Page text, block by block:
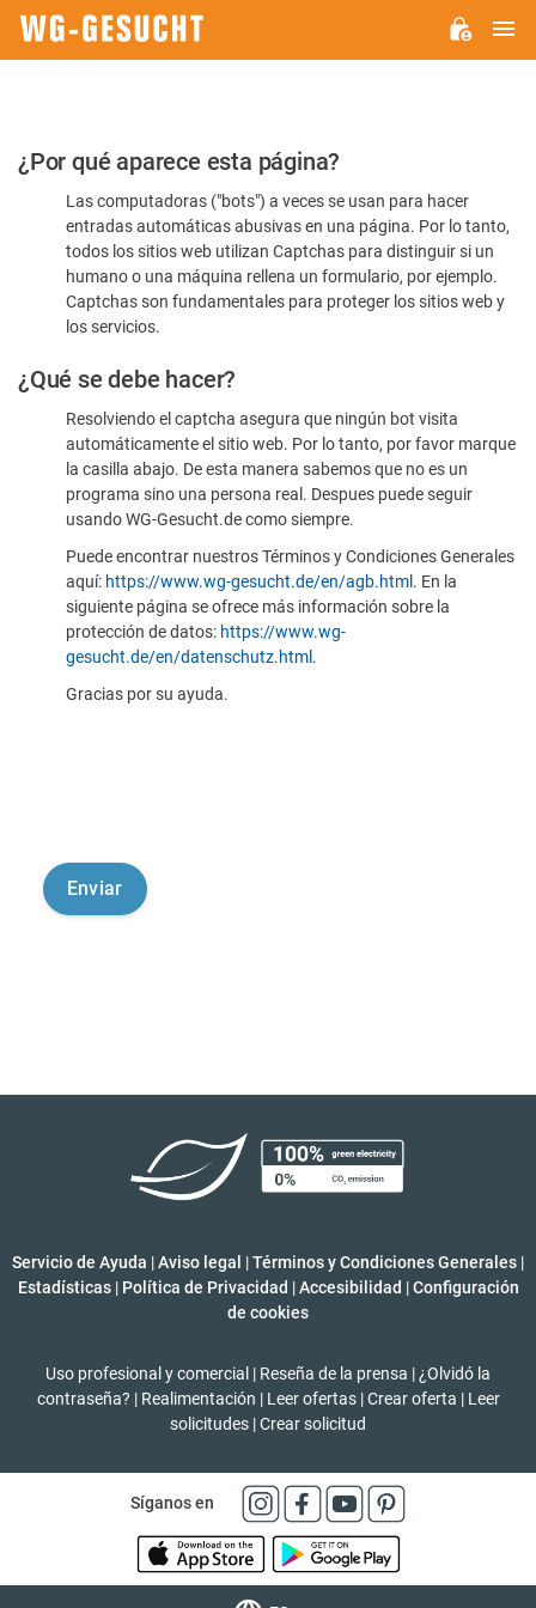
Por
favor,
confirme
humano
¿Por qué aparece esta página?
Las computadoras ("bots") a veces se usan para hacer
entradas automáticas abusivas en una página. Por lo tanto,
todos los sitios web utilizan Captchas para distinguir si un
humano o una máquina rellena un formulario, por ejemplo.
Captchas son fundamentales para proteger los sitios web y
los servicios.
¿Qué se debe hacer?
Resolviendo el captcha asegura que ningún bot visita
automáticamente el sitio web. Por lo tanto, por favor marque
la casilla abajo. De esta manera sabemos que no es un
programa sino una persona real. Despues puede seguir
usando WG-Gesucht.de como siempre.
Puede encontrar nuestros Términos y Condiciones Generales
aquí: https://www.wg-gesucht.de/en/agb.html . En la
siguiente página se ofrece más información sobre la
protección de datos: https://www.wg-
gesucht.de/en/datenschutz.html .
Gracias por su ayuda.
Servicio de Ayuda |Aviso legal |Términos y Condiciones Generales |
Estadísticas | Política de Privacidad | Accesibilidad | Configuración
de cookies
Uso profesional y comercial | Reseña de la prensa | ¿Olvidó la
contraseña? | Realimentación | Leer ofertas | Crear oferta | Leer
solicitudes |Crear solicitud
Síganos en